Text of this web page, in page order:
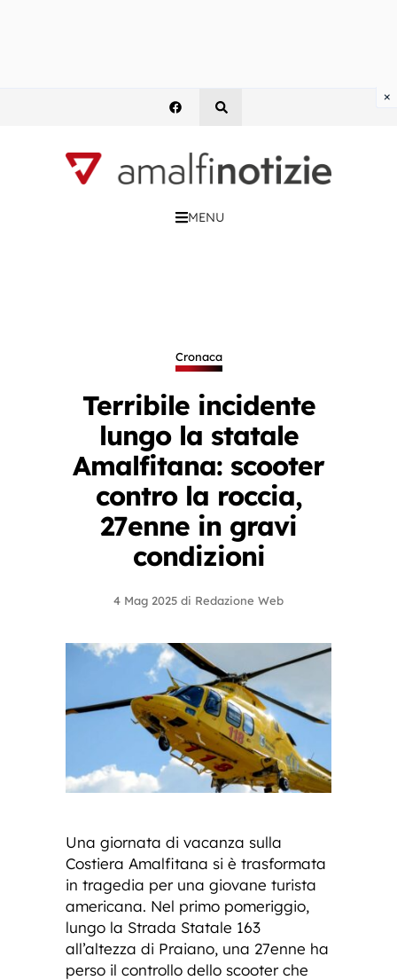
MENU
Cronaca
Terribile incidente
lungo la statale
Amalfitana: scooter
contro la roccia,
27enne in gravi
condizioni
4 Mag 2025 di Redazione Web
Una giornata di vacanza sulla
Costiera Amalfitana si è trasformata
in tragedia per una giovane turista
americana. Nel primo pomeriggio,
lungo la Strada Statale 163
all’altezza di Praiano, una 27enne ha
perso il controllo dello scooter che
×